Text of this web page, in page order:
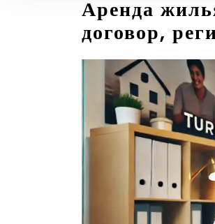
Аренда
договор,